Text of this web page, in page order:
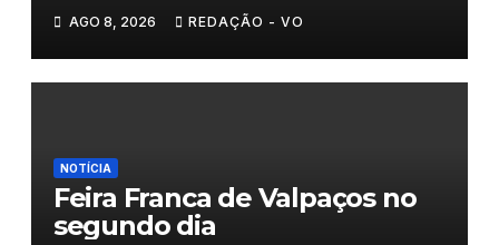
AGO 8, 2026 REDAÇÃO - VO
NOTÍCIA
Feira Franca de Valpaços no
segundo dia